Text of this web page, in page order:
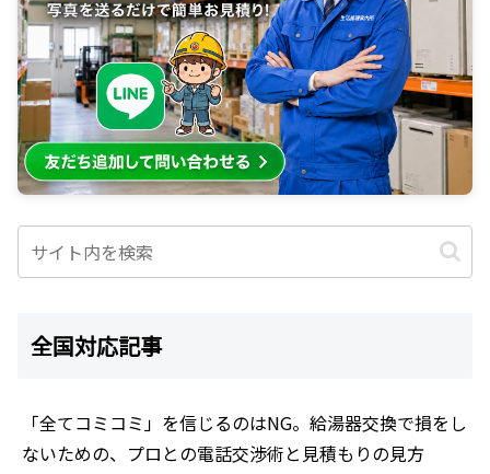
全国対応記事
「全てコミコミ」を信じるのはNG。給湯器交換で損をし
ないための、プロとの電話交渉術と見積もりの見方